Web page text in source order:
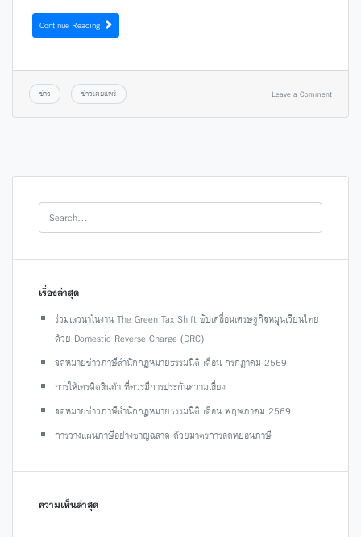
Continue Reading
ข่าว ข่าวเผยแพร่ Leave a Comment
เรื่องล่าสุด
ร่วมเสวนาในงาน The Green Tax Shift ขับเคลื่อนเศรษฐกิจหมุนเวียนไทย
ด้วย Domestic Reverse Charge (DRC)
จดหมายข่าวภาษีสำนักกฎหมายธรรมนิติ เดือน กรกฎาคม 2569
การให้เครดิตสินค้า ที่ควรมีการประกันความเสี่ยง
จดหมายข่าวภาษีสำนักกฎหมายธรรมนิติ เดือน พฤษภาคม 2569
การวางแผนภาษีอย่างชาญฉลาด ด้วยมาตรการลดหย่อนภาษี
ความเห็นล่าสุด